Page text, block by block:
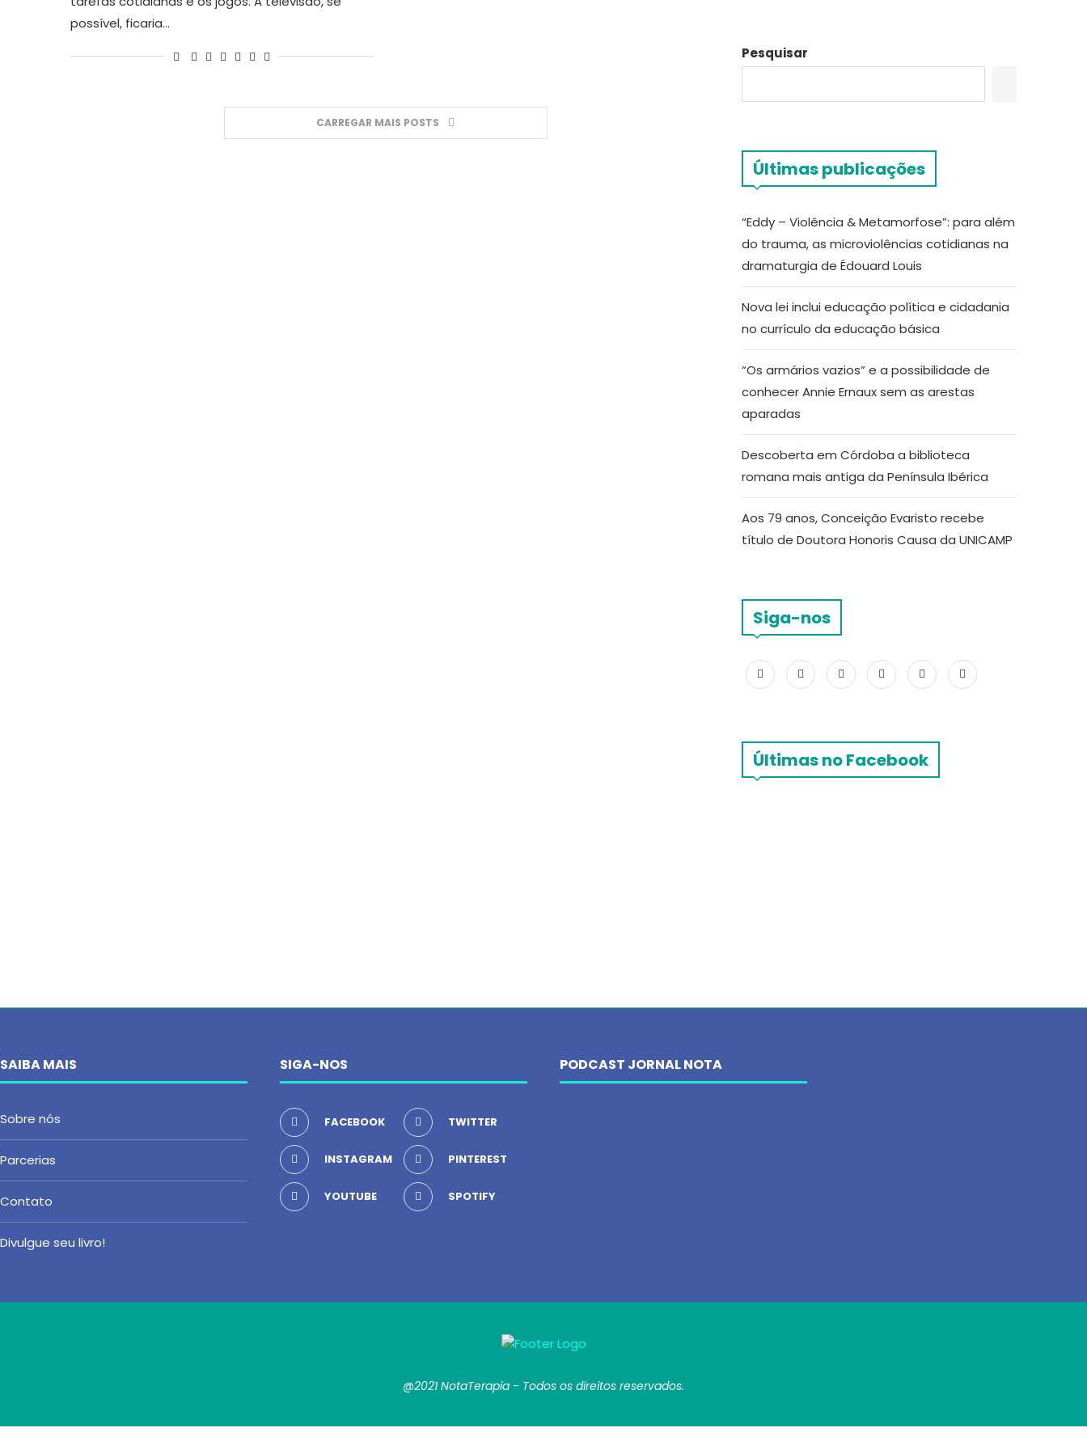
possível, ficaria…
CARREGAR MAIS POSTS
Pesquisar
Últimas publicações
“Eddy – Violência & Metamorfose”: para além
do trauma, as microviolências cotidianas na
dramaturgia de Édouard Louis
Nova lei inclui educação política e cidadania
no currículo da educação básica
“Os armários vazios” e a possibilidade de
conhecer Annie Ernaux sem as arestas
aparadas
Descoberta em Córdoba a biblioteca
romana mais antiga da Península Ibérica
Aos 79 anos, Conceição Evaristo recebe
título de Doutora Honoris Causa da UNICAMP
Siga-nos
Últimas no Facebook
SAIBA MAIS
Sobre nós
Parcerias
Contato
Divulgue seu livro!
SIGA-NOS
FACEBOOK TWITTER
INSTAGRAM PINTEREST
YOUTUBE SPOTIFY
PODCAST JORNAL NOTA
@2021 NotaTerapia - Todos os direitos reservados.